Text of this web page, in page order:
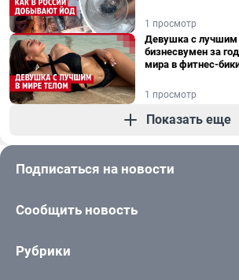
1 просмотр
Девушка с лучшим
бизнесвумен за
мира в фитнес-
1 просмотр
Показать еще
Подписаться на новости
Сообщить новость
Рубрики